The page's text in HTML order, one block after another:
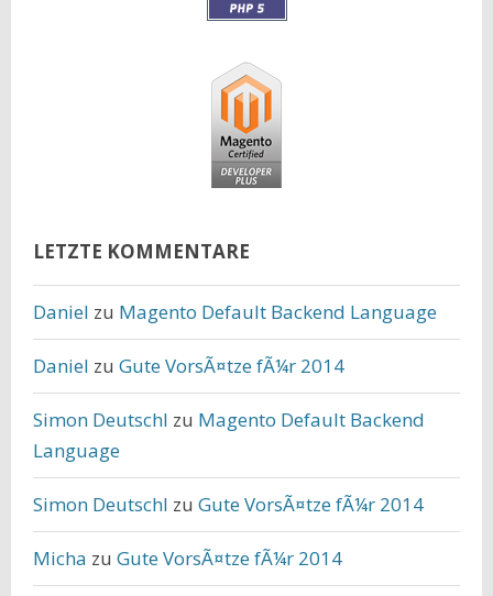
LETZTE KOMMENTARE
Daniel zu Magento Default Backend Language
Daniel zu Gute VorsÃ¤tze fÃ¼r 2014
Simon Deutschl zu Magento Default Backend
Language
Simon Deutschl zu Gute VorsÃ¤tze fÃ¼r 2014
Micha zu Gute VorsÃ¤tze fÃ¼r 2014